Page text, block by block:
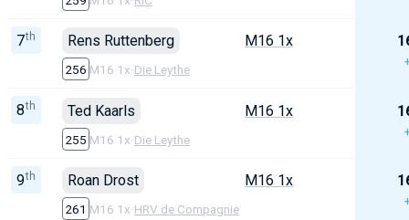
7th Rens Ruttenberg
256 M16 1x·Die Leythe
M16 1x
8th Ted Kaarls
255 M16 1x·Die Leythe
M16 1x
9th Roan Drost
261 M16 1x·HRV de Compagnie
M16 1x